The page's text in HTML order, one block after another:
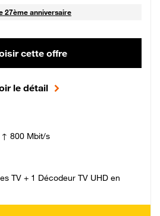
27ème anniversaire
cette offre
le détail
800 Mbit/s
TV + 1 Décodeur TV UHD en